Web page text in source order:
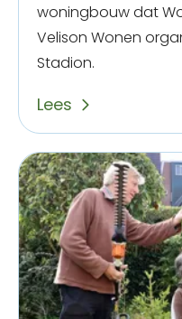
woningbouw dat
Velison Wonen
Stadion.
Lees